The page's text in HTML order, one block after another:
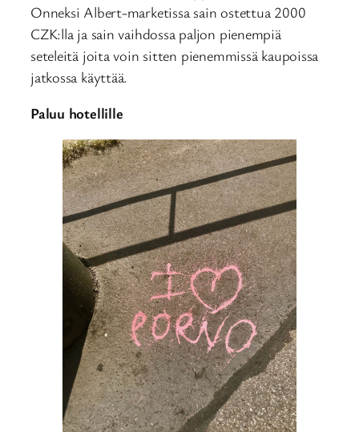
Onneksi Albert-marketissa sain ostettua 2000
CZK:lla ja sain vaihdossa paljon pienempiä
seteleitä joita voin sitten pienemmissä kaupoissa
jatkossa käyttää.
Paluu hotellille